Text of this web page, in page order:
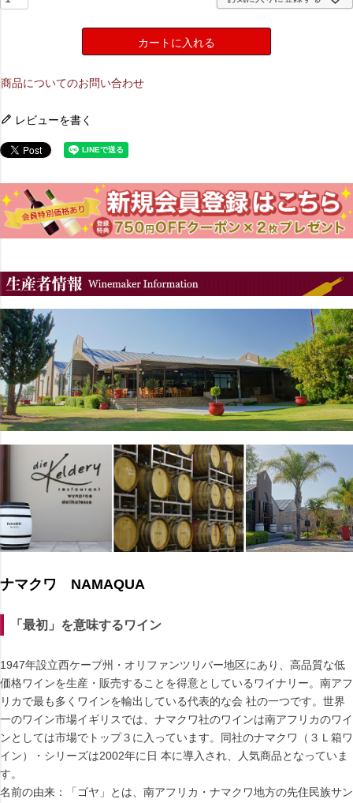
カートに入れる
商品についてのお問い合わせ
レビューを書く
ナマクワ NAMAQUA
「最初」を意味するワイン
1947年設立西ケープ州・オリファンツリバー地区にあり、高品質な低
価格ワインを生産・販売することを得意としているワイナリー。南アフ
リカで最も多くワインを輸出している代表的な会 社の一つです。世界
一のワイン市場イギリスでは、ナマクワ社のワインは南アフリカのワイ
ンとしては市場でトップ３に入っています。同社のナマクワ（３Ｌ箱ワ
イン）・シリーズは2002年に日 本に導入され、人気商品となっていま
す。
名前の由来：「ゴヤ」とは、南アフリカ・ナマクワ地方の先住民族サン